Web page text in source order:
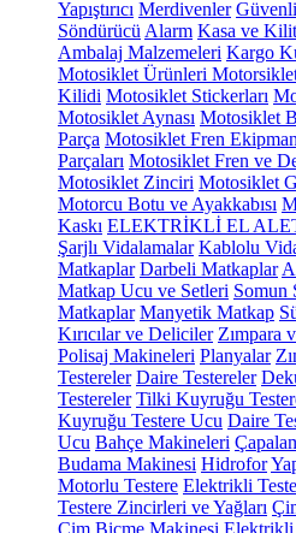
Yapıştırıcı Merdivenler
Söndürücü Alarm Kasa ve
Ambalaj Malzemeleri Kargo
Motosiklet Ürünleri
Kilidi Motosiklet Stickerları
Motosiklet Aynası Motosiklet
Parça Motosiklet Fren
Parçaları Motosiklet Fren ve
Motosiklet Zinciri Motosiklet
Motorcu Botu ve Ayakkabısı
Kaskı ELEKTRİKLİ EL
Şarjlı Vidalamalar Kablolu
Matkaplar Darbeli Matkaplar
Matkap Ucu ve Setleri Somun
Matkaplar Manyetik Matkap
Kırıcılar ve Deliciler Zımpara
Polisaj Makineleri Planyalar
Testereler Daire Testereler
Testereler Tilki Kuyruğu
Kuyruğu Testere Ucu Daire
Ucu Bahçe Makineleri
Budama Makinesi Hidrofor
Motorlu Testere Elektrikli
Testere Zincirleri ve Yağları
Çim Biçme Makinesi Elektrikli